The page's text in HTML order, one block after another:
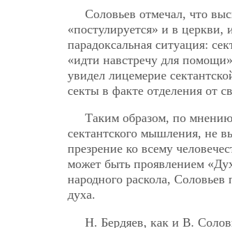
Соловьев отмечал, что
«постулируется» и в церкви,
парадоксальная ситуация:
«идти навстречу для
увидел лицемерие
секты в факте отделения от
Таким образом, по
сектантского мышления, не
презрение ко всему
может быть проявлением
народного раскола,
духа.
Н. Бердяев, как и В.